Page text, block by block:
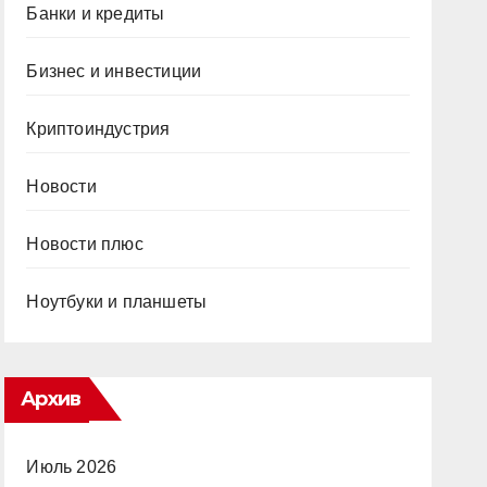
Банки и кредиты
Бизнес и инвестиции
Криптоиндустрия
Новости
Новости плюс
Ноутбуки и планшеты
Архив
Июль 2026